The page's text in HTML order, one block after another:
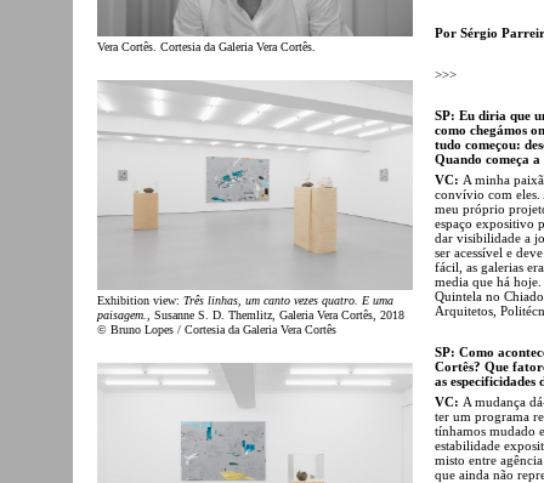
Vera Cortês. Cortesia da Galeria Vera Cortês.
Exhibition view: Três linhas, um canto vezes quatro. E uma
paisagem.
, Susanne S. D. Themlitz, Galeria Vera Cortês, 2018
© Bruno Lopes / Cortesia da Galeria Vera Cortês
Por Sérgio
>>>
SP: Eu diria que
como chegámos
tudo começou:
Quando começa
VC: A minha
convívio com eles.
meu próprio
espaço expositivo
dar visibilidade a
ser acessível e
fácil, as galerias
media que há
Quintela no
Arquitetos,
SP: Como
Cortês? Que
as especificidades
VC: A mudança
ter um programa
tínhamos mudado
estabilidade
misto entre
que ainda não